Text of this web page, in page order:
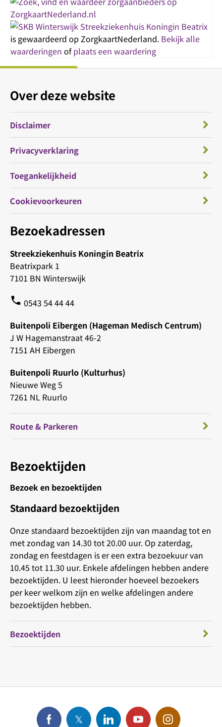
Streekziekenhuis Koningin Beatrix
is gewaardeerd op ZorgkaartNederland. Bekijk alle
waarderingen ofplaats een waardering
Bezoekadressen
Streekziekenhuis Koningin Beatrix
Beatrixpark 1
7101 BN Winterswijk
phone 0543 54 44 44
Buitenpoli Eibergen (Hageman Medisch Centrum)
J W Hagemanstraat 46-2
7151 AH Eibergen
Buitenpoli Ruurlo (Kulturhus)
Nieuwe Weg 5
7261 NL Ruurlo
Route & Parkeren
Bezoektijden
Bezoek en bezoektijden
Standaard bezoektijden
Onze standaard bezoektijden zijn van maandag tot en
met zondag van 14.30 tot 20.00 uur. Op zaterdag,
zondag en feestdagen is er een extra bezoekuur van
10.45 tot 11.30 uur. Enkele afdelingen hebben andere
bezoektijden. U leest hieronder hoeveel bezoekers
per keer welkom zijn en welke afdelingen andere
bezoektijden hebben.
Bezoektijden
Over deze website
Disclaimer
Privacyverklaring
Toegankelijkheid
Cookievoorkeuren